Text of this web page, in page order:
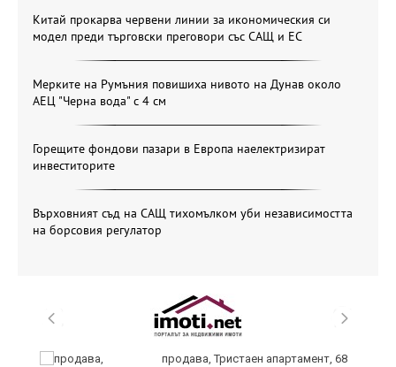
Китай прокарва червени линии за икономическия си
модел преди търговски преговори със САЩ и ЕС
Мерките на Румъния повишиха нивото на Дунав около
АЕЦ "Черна вода" с 4 см
Горещите фондови пазари в Европа наелектризират
инвеститорите
Върховният съд на САЩ тихомълком уби независимостта
на борсовия регулатор
продава, Тристаен апартамент, 68